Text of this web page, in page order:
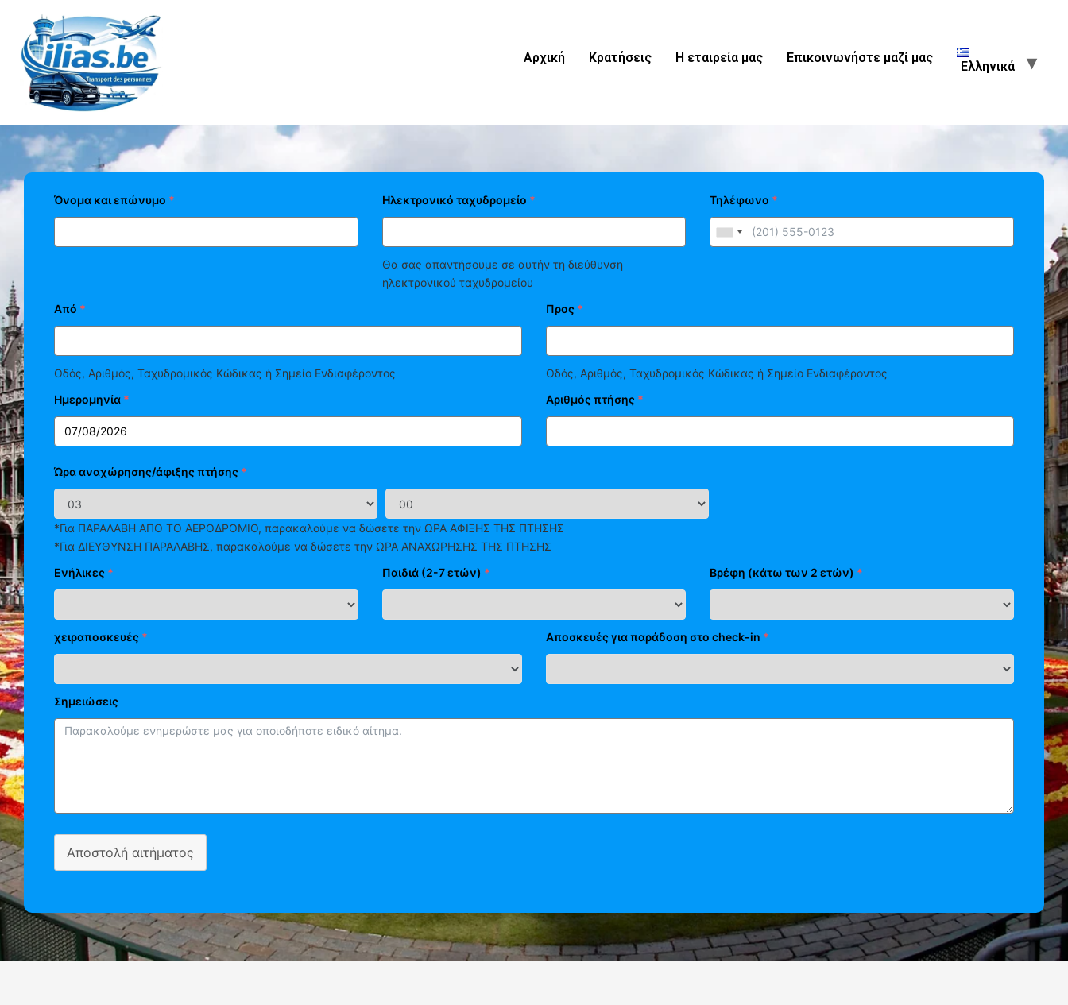
Αρχική Κρατήσεις Η εταιρεία μας Επικοινωνήστε μαζί μας
Ελληνικά
Όνομα και επώνυμο * Ηλεκτρονικό ταχυδρομείο *
Θα σας απαντήσουμε σε αυτήν τη διεύθυνση
ηλεκτρονικού ταχυδρομείου
Τηλέφωνο *
Από *
Οδός, Αριθμός, Ταχυδρομικός Κώδικας ή Σημείο Ενδιαφέροντος
Προς *
Οδός, Αριθμός, Ταχυδρομικός Κώδικας ή Σημείο Ενδιαφέροντος
Ημερομηνία * Αριθμός πτήσης *
Ώρα αναχώρησης/άφιξης πτήσης *
*Για ΠΑΡΑΛΑΒΗ ΑΠΟ ΤΟ ΑΕΡΟΔΡΟΜΙΟ, παρακαλούμε να δώσετε την ΩΡΑ ΑΦΙΞΗΣ ΤΗΣ ΠΤΗΣΗΣ
*Για ΔΙΕΥΘΥΝΣΗ ΠΑΡΑΛΑΒΗΣ, παρακαλούμε να δώσετε την ΩΡΑ ΑΝΑΧΩΡΗΣΗΣ ΤΗΣ ΠΤΗΣΗΣ
Ενήλικες * Παιδιά (2-7 ετών) * Βρέφη (κάτω των 2 ετών) *
χειραποσκευές * Αποσκευές για παράδοση στο check-in *
Σημειώσεις
Αποστολή αιτήματος